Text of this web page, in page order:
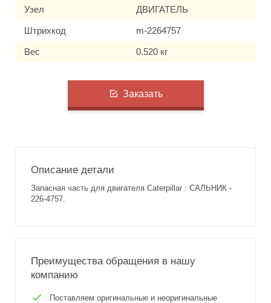
Узел ДВИГАТЕЛЬ
Штрихкод m-2264757
Вес 0.520 кг
Заказать
Описание детали
Запасная часть для двигателя Caterpillar : САЛЬНИК -
226-4757.
Преимущества обращения в нашу
компанию
Поставляем оригинальные и неоригинальные